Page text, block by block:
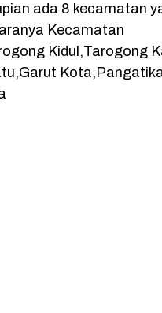
ada 8 kecamatan
Kecamatan
Kidul,Tarogong